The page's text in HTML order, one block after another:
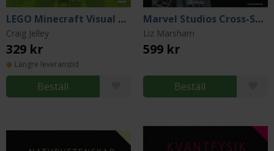
LEGO Minecraft Visual Dictionary: With an Exclusive LEGO Minecraft Minifigure
Craig Jelley
329 kr
Längre leveranstid
Beställ
Marvel Studios Cross-Sections
Liz Marsham
599 kr
Beställ